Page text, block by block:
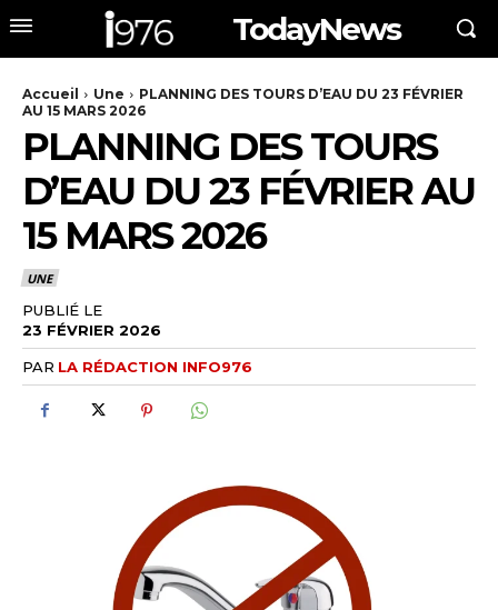
TodayNews
Accueil Une
PLANNING DES TOURS D’EAU DU 23 FÉVRIER
AU 15 MARS 2026
PLANNING DES TOURS
D’EAU DU 23 FÉVRIER AU
15 MARS 2026
UNE
PUBLIÉ LE
23 FÉVRIER 2026
PAR LA RÉDACTION INFO976